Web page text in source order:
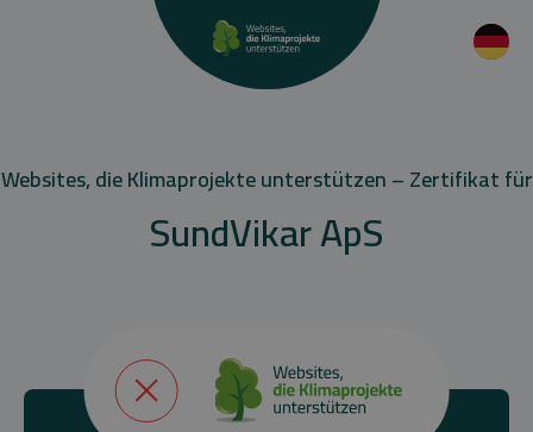
Websites, die Klimaprojekte unterstützen – Zertifikat für
SundVikar ApS